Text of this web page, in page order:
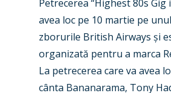
Petrecerea “Highest 80s Gig
avea loc pe 10 martie pe
zborurile British Airways și
organizată pentru a marca
La petrecerea care va avea
cânta Bananarama, Tony